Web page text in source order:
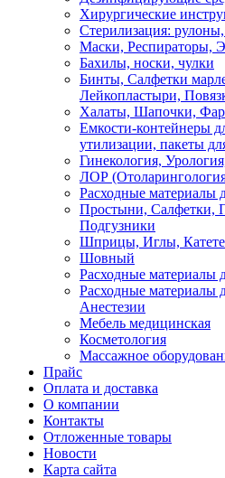
Хирургические
Стерилизация:
Маски, Респираторы,
Бахилы, носки, чулки
Бинты, Салфетки
Лейкопластыри,
Халаты, Шапочки,
Емкости-контейнеры
утилизации, пакеты
Гинекология,
ЛОР
Расходные материалы
Простыни, Салфетки,
Подгузники
Шприцы, Иглы,
Шовный
Расходные материалы
Расходные материалы
Анестезии
Мебель медицинская
Косметология
Массажное
Прайс
Оплата и доставка
О компании
Контакты
Отложенные товары
Новости
Карта сайта